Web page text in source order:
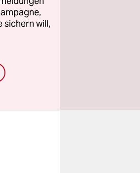
sichern will,